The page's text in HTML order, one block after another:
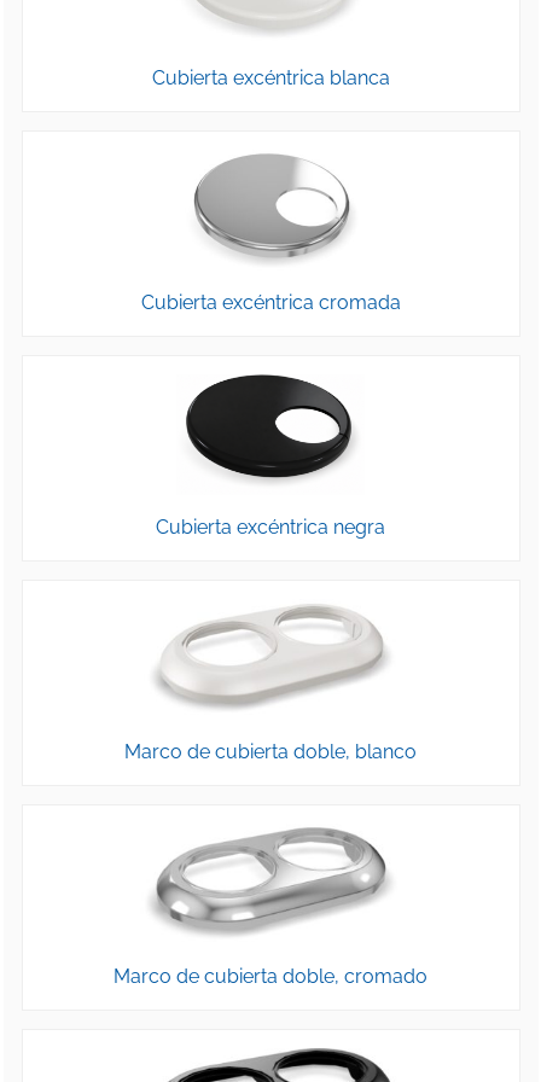
Cubierta excéntrica blanca
Cubierta excéntrica cromada
Cubierta excéntrica negra
Marco de cubierta doble, blanco
Marco de cubierta doble, cromado